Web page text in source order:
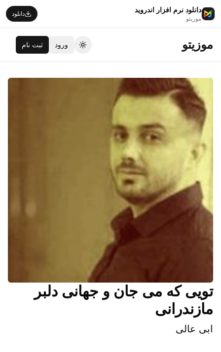
دانلود نرم افزار اندروید
موزیتو
دانلود
موزیتو تغییر تم
ورود ثبت نام
تویی که می جان و جهانی دلبر
مازندرانی
ابی عالی